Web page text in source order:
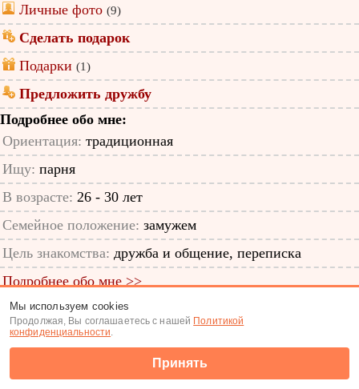
Личные фото (9)
Сделать подарок
Подарки (1)
Предложить дружбу
Подробнее обо мне:
Ориентация: традиционная
Ищу: парня
В возрасте: 26 - 30 лет
Семейное положение: замужем
Цель знакомства: дружба и общение, переписка
Подробнее обо мне >>
ID анкеты: 12387864
Знакомства|Поиск анкет
Мы используем cookies
Продолжая, Вы соглашаетесь с нашей Политикой
конфиденциальности.
Принять